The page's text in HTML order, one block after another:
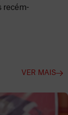
recém-
VER MAIS